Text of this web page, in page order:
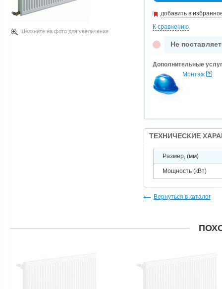
Щелкните на фото для увеличения
добавить в
К сравнению
Не
Дополнительные
Монтаж
ТЕХНИЧЕСКИЕ
Размер, (мм)
Мощность (кВт)
Вернуться в каталог